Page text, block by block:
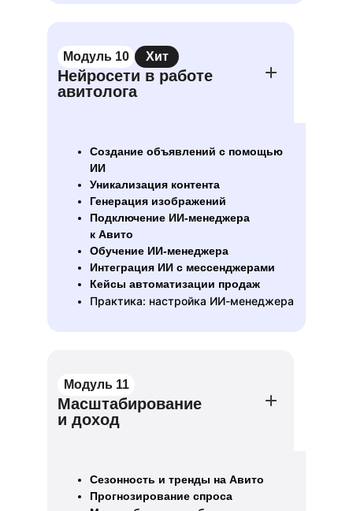
Модуль 10 Хит
Нейросети в работе
авитолога
Создание объявлений с помощью
ИИ
Уникализация контента
Генерация изображений
Подключение ИИ-менеджера
к Авито
Обучение ИИ-менеджера
Интеграция ИИ с мессенджерами
Кейсы автоматизации продаж
Практика: настройка ИИ-менеджера
Модуль 11
Масштабирование
и доход
Сезонность и тренды на Авито
Прогнозирование спроса